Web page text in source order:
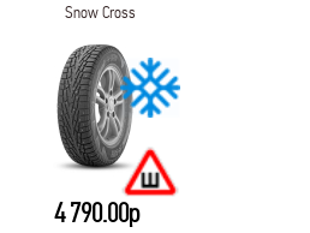
Snow Cross
4 790.00р